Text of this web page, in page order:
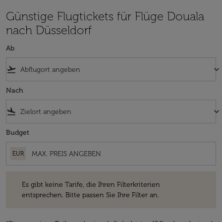
Günstige Flugtickets für Flüge Douala
nach Düsseldorf
Ab
flight_takeoff keyboard_arrow_down
Nach
flight_land keyboard_arrow_down
Budget
EUR
Es gibt keine Tarife, die Ihren Filterkriterien
entsprechen. Bitte passen Sie Ihre Filter an.